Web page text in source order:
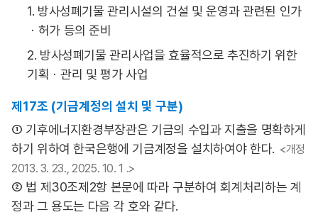
1. 방사성폐기물 관리시설의 건설 및 운영과 관련된 인가
ㆍ허가 등의 준비
2. 방사성폐기물 관리사업을 효율적으로 추진하기 위한
기획ㆍ관리 및 평가 사업
제17조 (기금계정의 설치 및 구분)
① 기후에너지환경부장관은 기금의 수입과 지출을 명확하게
하기 위하여 한국은행에 기금계정을 설치하여야 한다. <개정
2013. 3. 23., 2025. 10. 1 .>
② 법 제30조제2항 본문에 따라 구분하여 회계처리하는 계
정과 그 용도는 다음 각 호와 같다.